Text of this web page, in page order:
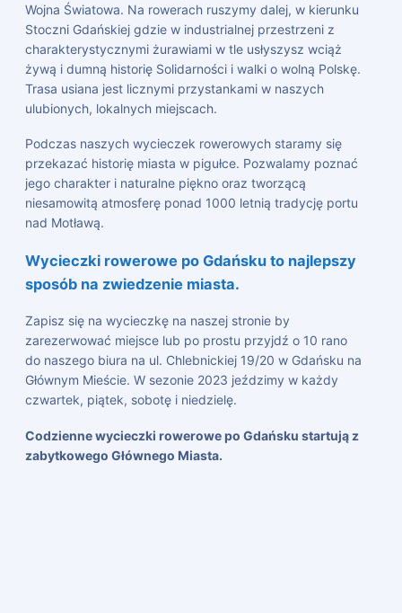
Wojna Światowa. Na rowerach ruszymy dalej, w kierunku
Stoczni Gdańskiej gdzie w industrialnej przestrzeni z
charakterystycznymi żurawiami w tle usłyszysz wciąż
żywą i dumną historię Solidarności i walki o wolną Polskę.
Trasa usiana jest licznymi przystankami w naszych
ulubionych, lokalnych miejscach.
Podczas naszych wycieczek rowerowych staramy się
przekazać historię miasta w pigułce. Pozwalamy poznać
jego charakter i naturalne piękno oraz tworzącą
niesamowitą atmosferę ponad 1000 letnią tradycję portu
nad Motławą.
Wycieczki rowerowe po Gdańsku to najlepszy
sposób na zwiedzenie miasta.
Zapisz się na wycieczkę na naszej stronie by
zarezerwować miejsce lub po prostu przyjdź o 10 rano
do naszego biura na ul. Chlebnickiej 19/20 w Gdańsku na
Głównym Mieście. W sezonie 2023 jeździmy w każdy
czwartek, piątek, sobotę i niedzielę.
Codzienne wycieczki rowerowe po Gdańsku startują z
zabytkowego Głównego Miasta.